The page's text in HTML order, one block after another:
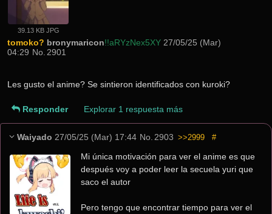
39.13 KB JPG
tomoko? bronymaricon!!aRYzNex5XY 27/05/25 (Mar)
04:29 No. 2901
Les gusto el anime? Se sintieron identificados con kuroki?
Responder Explorar 1 respuesta más
Waiyado 27/05/25 (Mar) 17:44 No. 2903 >>2999 #
Mi única motivación para ver el anime es que
después voy a poder leer la secuela yuri que
saco el autor
Pero tengo que encontrar tiempo para ver el